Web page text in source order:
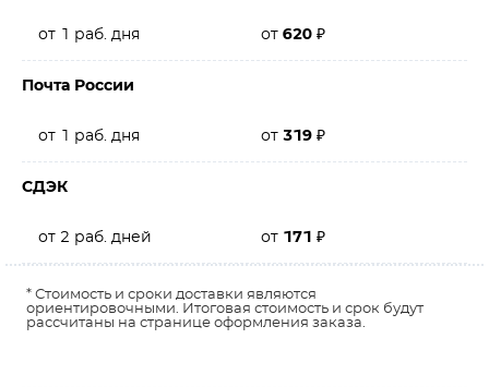
от 1 раб. дня от 620 ₽
Почта России
от 1 раб. дня от 319 ₽
СДЭК
от 2 раб. дней от 171 ₽
* Стоимость и сроки доставки являются
ориентировочными. Итоговая стоимость и срок будут
рассчитаны на странице оформления заказа.